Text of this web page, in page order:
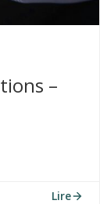
–
Lire